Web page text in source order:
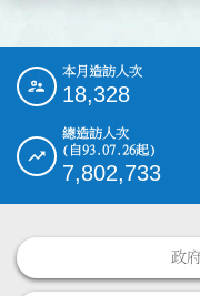
::: 本月造訪人次
18,328
總造訪人次
(自93.07.26起)
7,802,733
政